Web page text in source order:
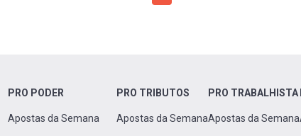
PRO PODER
Apostas da Semana
PRO TRIBUTOS
Apostas da Semana
PRO TRABALHISTA
Apostas da Semana